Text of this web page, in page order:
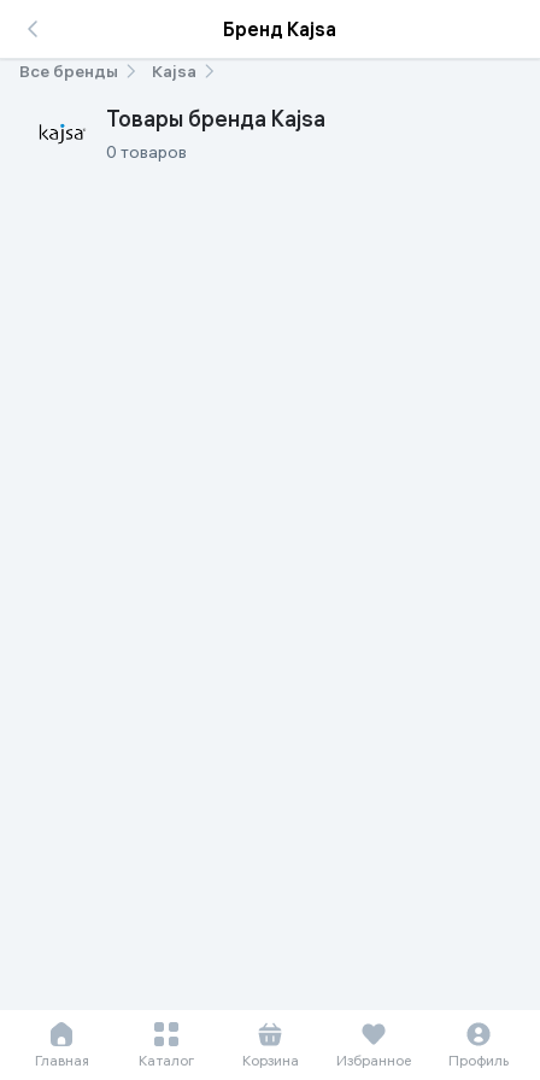
Бренд Kajsa
Все бренды Kajsa
Товары бренда Kajsa
0 товаров
Главная Каталог Корзина Избранное Профиль